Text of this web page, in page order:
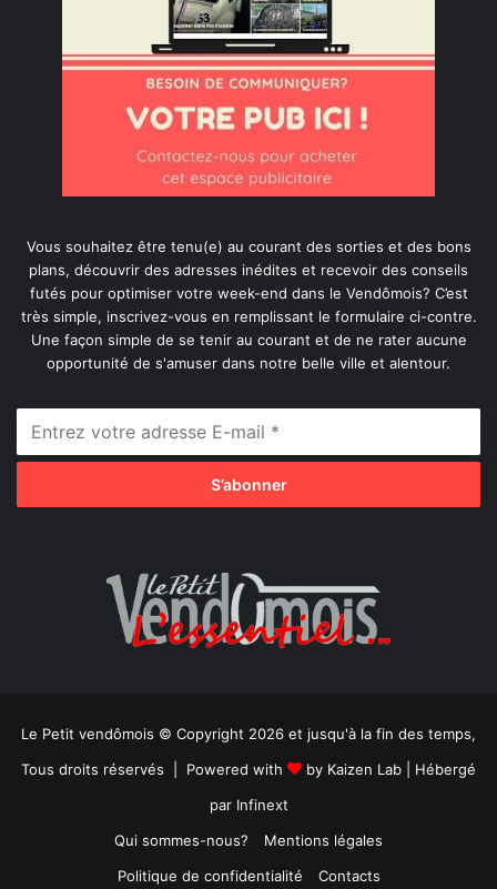
Vous souhaitez être tenu(e) au courant des sorties et des bons
plans, découvrir des adresses inédites et recevoir des conseils
futés pour optimiser votre week-end dans le Vendômois? C’est
très simple, inscrivez-vous en remplissant le formulaire ci-contre.
Une façon simple de se tenir au courant et de ne rater aucune
opportunité de s'amuser dans notre belle ville et alentour.
Le Petit vendômois © Copyright 2026 et jusqu'à la fin des temps,
Tous droits réservés | Powered with
by Kaizen Lab | Hébergé
par Infinext
Qui sommes-nous?
Mentions légales
Politique de confidentialité
Contacts